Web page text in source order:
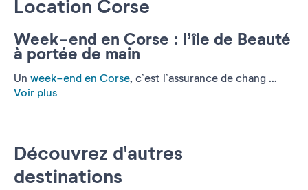
Location Corse
Week-end en Corse : l’île de Beauté
à portée de main
Un week-end en Corse, c’est l’assurance de chang ...
Voir plus
Découvrez d'autres
destinations